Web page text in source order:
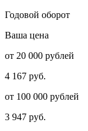
Годовой оборот
Ваша цена
от 20 000 рублей
4 167 руб.
от 100 000 рублей
3 947 руб.